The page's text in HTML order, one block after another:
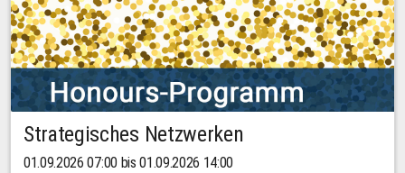
Strategisches Netzwerken
01.09.2026 07:00 bis 01.09.2026 14:00